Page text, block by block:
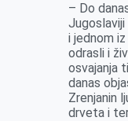
– Do
i jednom
odrasli i
osvajanja
danas
Zrenjanin
drveta i